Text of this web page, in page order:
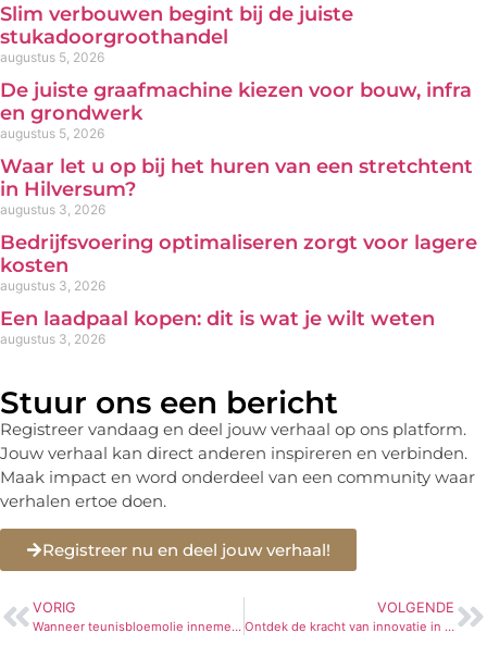
Slim verbouwen begint bij de juiste
stukadoorgroothandel
augustus 5, 2026
De juiste graafmachine kiezen voor bouw, infra
en grondwerk
augustus 5, 2026
Waar let u op bij het huren van een stretchtent
in Hilversum?
augustus 3, 2026
Bedrijfsvoering optimaliseren zorgt voor lagere
kosten
augustus 3, 2026
Een laadpaal kopen: dit is wat je wilt weten
augustus 3, 2026
Stuur ons een bericht
Registreer vandaag en deel jouw verhaal op ons platform.
Jouw verhaal kan direct anderen inspireren en verbinden.
Maak impact en word onderdeel van een community waar
verhalen ertoe doen.
Registreer nu en deel jouw verhaal!
VORIG
Wanneer teunisbloemolie innemen?
VOLGENDE
Ontdek de kracht van innovatie in de bouw